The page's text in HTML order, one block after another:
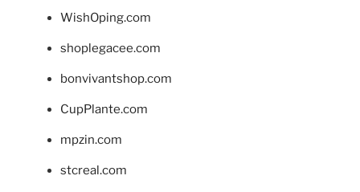
WishOping.com
shoplegacee.com
bonvivantshop.com
CupPlante.com
mpzin.com
stcreal.com